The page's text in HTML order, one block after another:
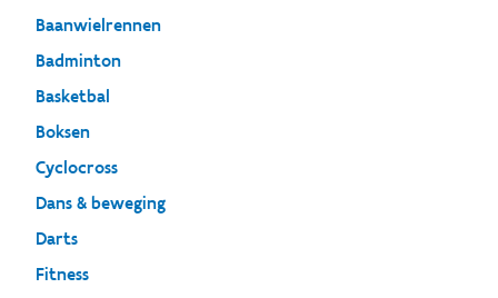
Baanwielrennen
Badminton
Basketbal
Boksen
Cyclocross
Dans & beweging
Darts
Fitness